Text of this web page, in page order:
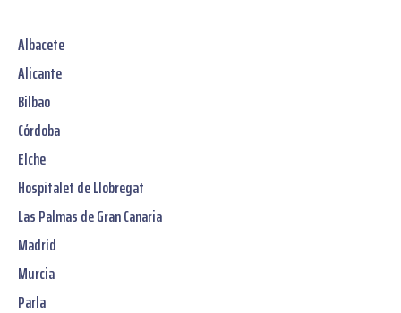
Albacete
Alicante
Bilbao
Córdoba
Elche
Hospitalet de Llobregat
Las Palmas de Gran Canaria
Madrid
Murcia
Parla